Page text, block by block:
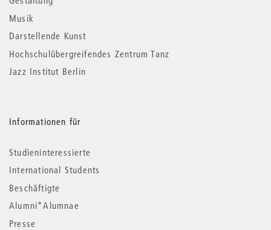
Musik
Darstellende Kunst
Hochschulübergreifendes Zentrum Tanz
Jazz Institut Berlin
Informationen für
Studieninteressierte
International Students
Beschäftigte
Alumni*Alumnae
Presse